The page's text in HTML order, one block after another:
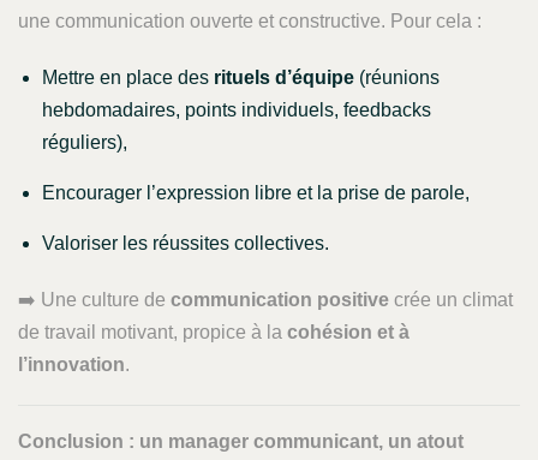
une communication ouverte et constructive. Pour cela :
Mettre en place des rituels d’équipe (réunions
hebdomadaires, points individuels, feedbacks
réguliers),
Encourager l’expression libre et la prise de parole,
Valoriser les réussites collectives.
➡️ Une culture de communication positive crée un climat
de travail motivant, propice à la cohésion et à
l’innovation.
Conclusion : un manager communicant, un atout